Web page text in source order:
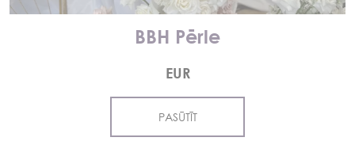
BBH Pērle
EUR
PASŪTĪT